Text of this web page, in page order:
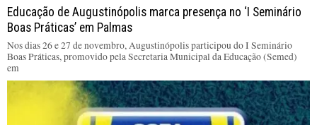
Educação de Augustinópolis marca presença no ‘I Seminário
Boas Práticas’ em Palmas
Nos dias 26 e 27 de novembro, Augustinópolis participou do I Seminário
Boas Práticas, promovido pela Secretaria Municipal da Educação (Semed)
em